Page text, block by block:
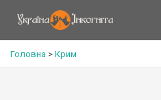
Головна > Крим